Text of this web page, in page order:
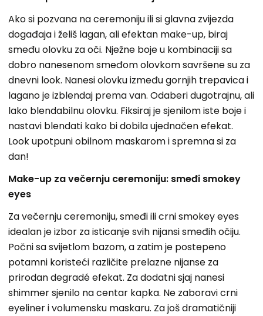
Ako si pozvana na ceremoniju ili si glavna zvijezda
događaja i želiš lagan, ali efektan make-up, biraj
smeđu olovku za oči. Nježne boje u kombinaciji sa
dobro nanesenom smeđom olovkom savršene su za
dnevni look. Nanesi olovku između gornjih trepavica i
lagano je izblendaj prema van. Odaberi dugotrajnu, ali
lako blendabilnu olovku. Fiksiraj je sjenilom iste boje i
nastavi blendati kako bi dobila ujednačen efekat.
Look upotpuni obilnom maskarom i spremna si za
dan!
Make-up za večernju ceremoniju: smeđi smokey
eyes
Za večernju ceremoniju, smeđi ili crni smokey eyes
idealan je izbor za isticanje svih nijansi smeđih očiju.
Počni sa svijetlom bazom, a zatim je postepeno
potamni koristeći različite prelazne nijanse za
prirodan degradé efekat. Za dodatni sjaj nanesi
shimmer sjenilo na centar kapka. Ne zaboravi crni
eyeliner i volumensku maskaru. Za još dramatičniji